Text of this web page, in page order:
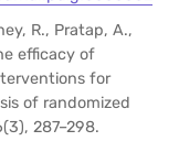
R., Pratap, A.,
efficacy of
for
of randomized
287–298.